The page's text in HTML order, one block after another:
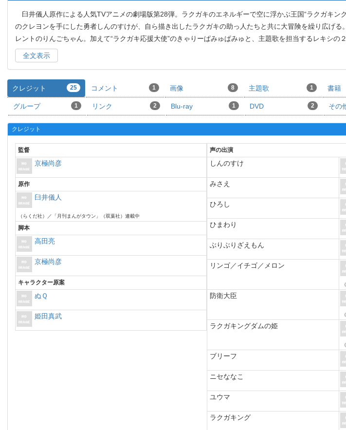
臼井儀人原作による人気TVアニメの劇場版第28弾。ラクガキのエネルギーで空に浮かぶ王国“ラクガキン
のクレヨンを手にした勇者しんのすけが、自ら描き出したラクガキの助っ人たちと共に大冒険を繰り広げ
レントのりんごちゃん。加えて“ラクガキ応援大使”のきゃりーぱみゅぱみゅと、主題歌を担当するレキシの
全文表示
クレジット 25 コメント 1 画像 8 主題歌 1 書籍
グループ 1 リンク 2 Blu-ray 1 DVD 2 その
クレジット
監督
京極尚彦
原作
臼井儀人
（らくだ社）／「月刊まんがタウン」（双葉社）連載中
脚本
高田亮
京極尚彦
キャラクター原案
ぬＱ
姫田真武
声の出演
しんのすけ
みさえ
ひろし
ひまわり
ぶりぶりざえもん
リンゴ／イチゴ／メロン
防衛大臣
ラクガキングダムの姫
ブリーフ
ニセななこ
ユウマ
ラクガキング